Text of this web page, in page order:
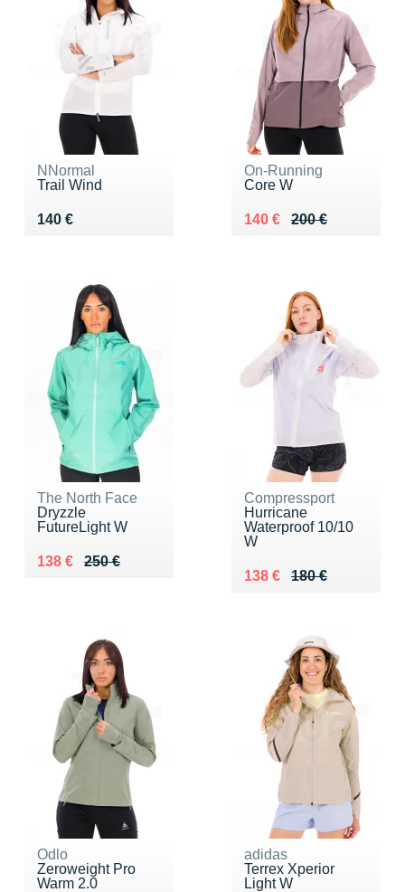
NNormal
Trail Wind
140 €
Vendu 140 €
On-Running
Core W
200 €
Au lieu de 200 €
140 €
Vendu 140 €
The North Face
Dryzzle
FutureLight W
250 €
Au lieu de 250 €
138 €
Vendu 138 €
Compressport
Hurricane
Waterproof 10/10
W
180 €
Au lieu de 180 €
138 €
Vendu 138 €
Odlo
Zeroweight Pro
Warm 2.0
adidas
Terrex Xperior
Light W